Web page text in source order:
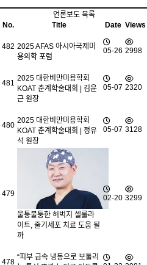
언론보도 목록
No.
Title Date Views
482 2025 AFAS 아시아국제미
용의학 포럼
05-26 2998
481
2025 대한비만미용학회
KOAT 춘계학술대회 | 김윤
근 원장
05-07 2320
480
2025 대한비만미용학회
KOAT 춘계학술대회 | 정유
석 원장
05-07 3128
479
울퉁불퉁한 허벅지 셀룰라
이트, 줄기세포 치료 도움 될
까
02-20 3299
478
“피부 급속 냉동으로 보툴리